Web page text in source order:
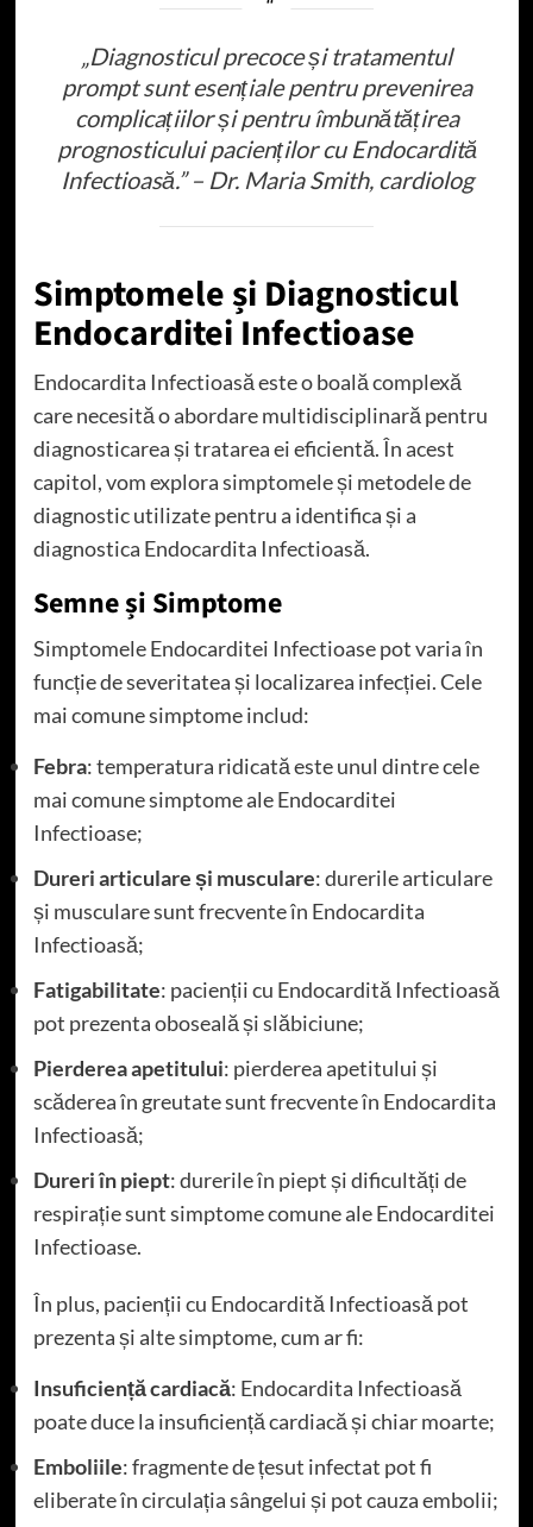
„Diagnosticul precoce și tratamentul
prompt sunt esențiale pentru prevenirea
complicațiilor și pentru îmbunătățirea
prognosticului pacienților cu Endocardită
Infectioasă.” – Dr. Maria Smith, cardiolog
Simptomele și Diagnosticul
Endocarditei Infectioase
Endocardita Infectioasă este o boală complexă
care necesită o abordare multidisciplinară pentru
diagnosticarea și tratarea ei eficientă. În acest
capitol, vom explora simptomele și metodele de
diagnostic utilizate pentru a identifica și a
diagnostica Endocardita Infectioasă.
Semne și Simptome
Simptomele Endocarditei Infectioase pot varia în
funcție de severitatea și localizarea infecției. Cele
mai comune simptome includ:
Febra: temperatura ridicată este unul dintre cele
mai comune simptome ale Endocarditei
Infectioase;
Dureri articulare și musculare: durerile articulare
și musculare sunt frecvente în Endocardita
Infectioasă;
Fatigabilitate: pacienții cu Endocardită Infectioasă
pot prezenta oboseală și slăbiciune;
Pierderea apetitului: pierderea apetitului și
scăderea în greutate sunt frecvente în Endocardita
Infectioasă;
Dureri în piept: durerile în piept și dificultăți de
respirație sunt simptome comune ale Endocarditei
Infectioase.
În plus, pacienții cu Endocardită Infectioasă pot
prezenta și alte simptome, cum ar fi:
Insuficiență cardiacă: Endocardita Infectioasă
poate duce la insuficiență cardiacă și chiar moarte;
Emboliile: fragmente de țesut infectat pot fi
eliberate în circulația sângelui și pot cauza embolii;